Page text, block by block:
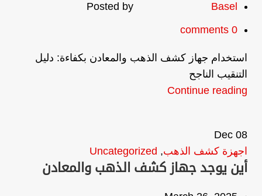
Posted by
Basel
0
comments
استخدام جهاز كشف الذهب والمعادن بكفاءة: دليل
التنقيب الناجح
Continue reading
08
Dec
اجهزة كشف الذهب,
Uncategorized
أين يوجد جهاز كشف الذهب والمعادن